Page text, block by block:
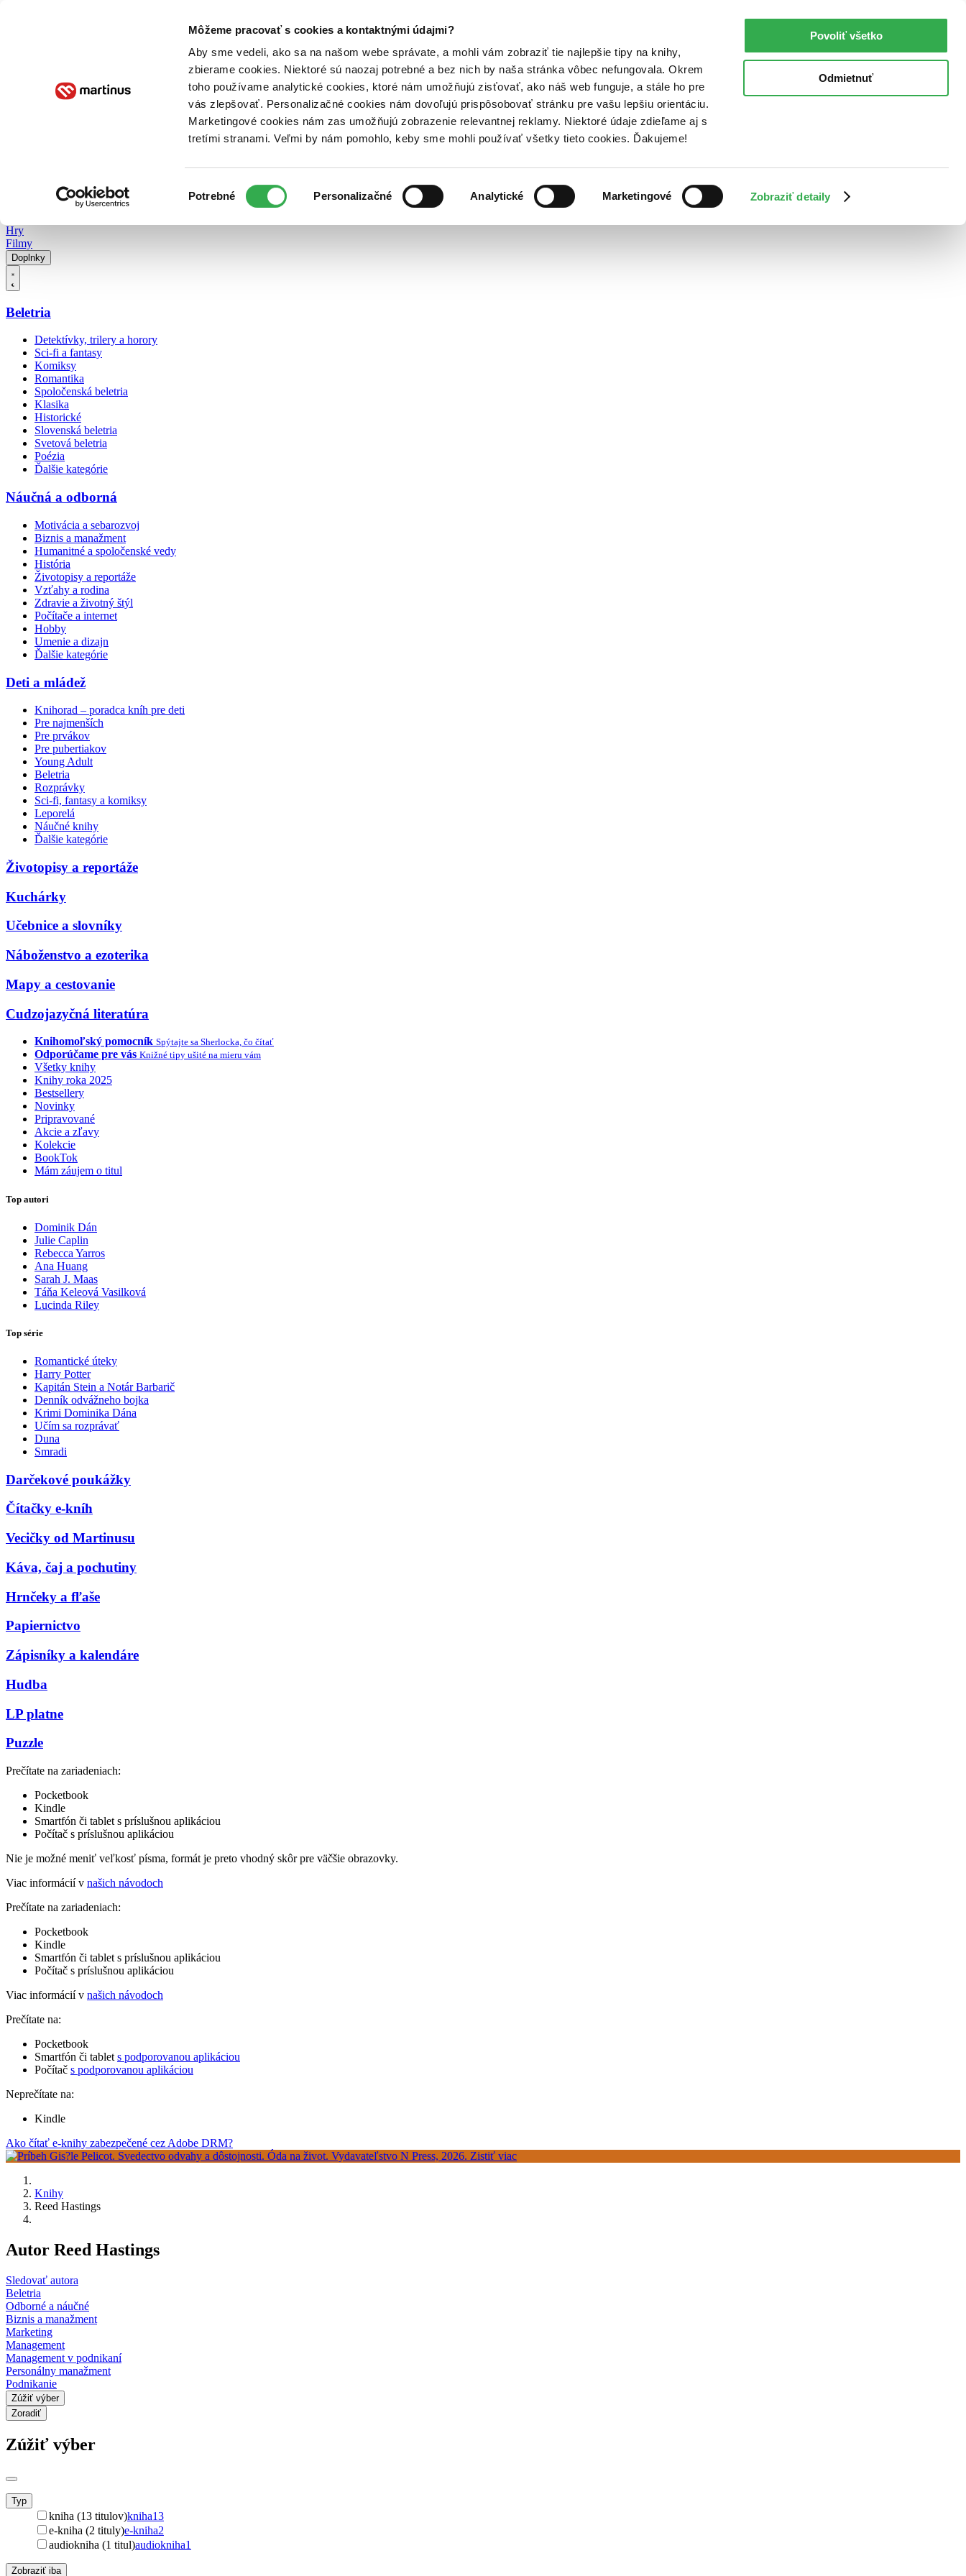
Môžeme pracovať s cookies a kontaktnými údajmi?
Aby sme vedeli, ako sa na našom webe správate, a mohli vám zobraziť tie najlepšie tipy na knihy,
zbierame cookies. Niektoré sú naozaj potrebné a bez nich by naša stránka vôbec nefungovala. Okrem
toho používame analytické cookies, ktoré nám umožňujú zisťovať, ako náš web funguje, a stále ho pre
vás zlepšovať. Personalizačné cookies nám dovoľujú prispôsobovať stránku pre vašu lepšiu orientáciu.
Marketingové cookies nám zas umožňujú zobrazenie relevantnej reklamy. Niektoré údaje zdieľame aj s
tretími stranami. Veľmi by nám pomohlo, keby sme mohli používať všetky tieto cookies. Ďakujeme!
súhlasu
Potrebné Personalizačné Analytické Marketingové Zobraziť detaily
Povoliť všetko
Odmietnuť
Poukážky Kontakt
Hry
Filmy
Doplnky
Beletria
Detektívky, trilery a horory
Sci-fi a fantasy
Komiksy
Romantika
Spoločenská beletria
Klasika
Historické
Slovenská beletria
Svetová beletria
Poézia
Ďalšie kategórie
Náučná a odborná
Motivácia a sebarozvoj
Biznis a manažment
Humanitné a spoločenské vedy
História
Životopisy a reportáže
Vzťahy a rodina
Zdravie a životný štýl
Počítače a internet
Hobby
Umenie a dizajn
Ďalšie kategórie
Deti a mládež
Knihorad – poradca kníh pre deti
Pre najmenších
Pre prvákov
Pre pubertiakov
Young Adult
Beletria
Rozprávky
Sci-fi, fantasy a komiksy
Leporelá
Náučné knihy
Ďalšie kategórie
Životopisy a reportáže
Kuchárky
Učebnice a slovníky
Náboženstvo a ezoterika
Mapy a cestovanie
Cudzojazyčná literatúra
Knihomoľský pomocník Spýtajte sa Sherlocka, čo čítať
Odporúčame pre vás Knižné tipy ušité na mieru vám
Všetky knihy
Knihy roka 2025
Bestsellery
Novinky
Pripravované
Akcie a zľavy
Kolekcie
BookTok
Mám záujem o titul
Top autori
Dominik Dán
Julie Caplin
Rebecca Yarros
Ana Huang
Sarah J. Maas
Táňa Keleová Vasilková
Lucinda Riley
Top série
Romantické úteky
Harry Potter
Kapitán Stein a Notár Barbarič
Denník odvážneho bojka
Krimi Dominika Dána
Učím sa rozprávať
Duna
Smradi
Darčekové poukážky
Čítačky e-kníh
Vecičky od Martinusu
Káva, čaj a pochutiny
Hrnčeky a fľaše
Papiernictvo
Zápisníky a kalendáre
Hudba
LP platne
Puzzle
Prečítate na zariadeniach:
Pocketbook
Kindle
Smartfón či tablet s príslušnou aplikáciou
Počítač s príslušnou aplikáciou
Nie je možné meniť veľkosť písma, formát je preto vhodný skôr pre väčšie obrazovky.
Viac informácií v našich návodoch
Prečítate na zariadeniach:
Pocketbook
Kindle
Smartfón či tablet s príslušnou aplikáciou
Počítač s príslušnou aplikáciou
Viac informácií v našich návodoch
Prečítate na:
Pocketbook
Smartfón či tablet s podporovanou aplikáciou
Počítač s podporovanou aplikáciou
Neprečítate na:
Kindle
Ako čítať e-knihy zabezpečené cez Adobe DRM?
Knihy
Reed Hastings
Autor Reed Hastings
Sledovať autora
Beletria
Odborné a náučné
Biznis a manažment
Marketing
Management
Management v podnikaní
Personálny manažment
Podnikanie
Zúžiť výber
Zoradiť
Zúžiť výber
Typ
kniha (13 titulov)kniha13
e-kniha (2 tituly)e-kniha2
audiokniha (1 titul)audiokniha1
Zobraziť iba